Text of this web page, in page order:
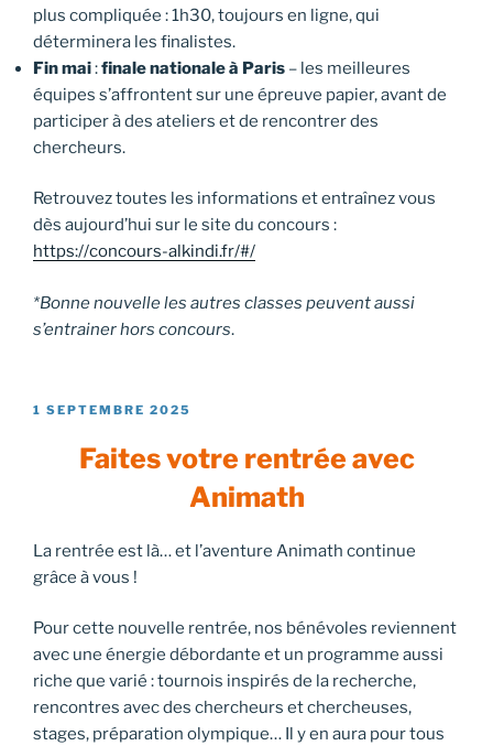
plus compliquée : 1h30, toujours en ligne, qui
déterminera les finalistes.
Fin mai:finale nationale à Paris – les meilleures
équipes s’affrontent sur une épreuve papier, avant de
participer à des ateliers et de rencontrer des
chercheurs.
Retrouvez toutes les informations et entraînez vous
dès aujourd’hui sur le site du concours :
https://concours-alkindi.fr/#/
*Bonne nouvelle les autres classes peuvent aussi
s’entrainer hors concours.
PUBLIÉ
1 SEPTEMBRE 2025
Faites votre rentrée avec
Animath
La rentrée est là… et l’aventure Animath continue
grâce à vous !
Pour cette nouvelle rentrée, nos bénévoles reviennent
avec une énergie débordante et un programme aussi
riche que varié : tournois inspirés de la recherche,
rencontres avec des chercheurs et chercheuses,
stages, préparation olympique… Il y en aura pour tous